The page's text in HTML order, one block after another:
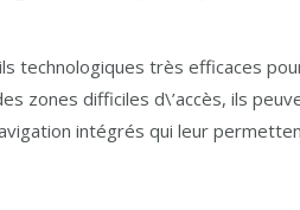
technologiques très efficaces
zones difficiles d\’accès, ils
intégrés qui leur